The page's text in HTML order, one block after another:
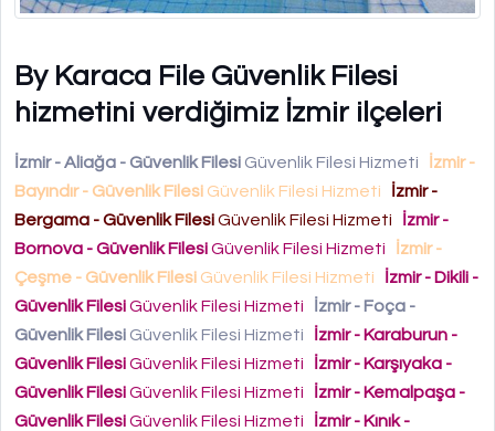
By Karaca File Güvenlik Filesi
hizmetini verdiğimiz İzmir ilçeleri
İzmir - Aliağa - Güvenlik Filesi Güvenlik Filesi Hizmeti
İzmir -
Bayındır - Güvenlik Filesi Güvenlik Filesi Hizmeti
İzmir -
Bergama - Güvenlik FilesiGüvenlik Filesi Hizmeti
İzmir -
Bornova - Güvenlik FilesiGüvenlik Filesi Hizmeti
İzmir -
Çeşme - Güvenlik Filesi Güvenlik Filesi Hizmeti
İzmir - Dikili -
Güvenlik FilesiGüvenlik Filesi Hizmeti
İzmir - Foça -
Güvenlik Filesi Güvenlik Filesi Hizmeti
İzmir - Karaburun -
Güvenlik FilesiGüvenlik Filesi Hizmeti
İzmir - Karşıyaka -
Güvenlik FilesiGüvenlik Filesi Hizmeti
İzmir - Kemalpaşa -
Güvenlik FilesiGüvenlik Filesi Hizmeti
İzmir - Kınık -